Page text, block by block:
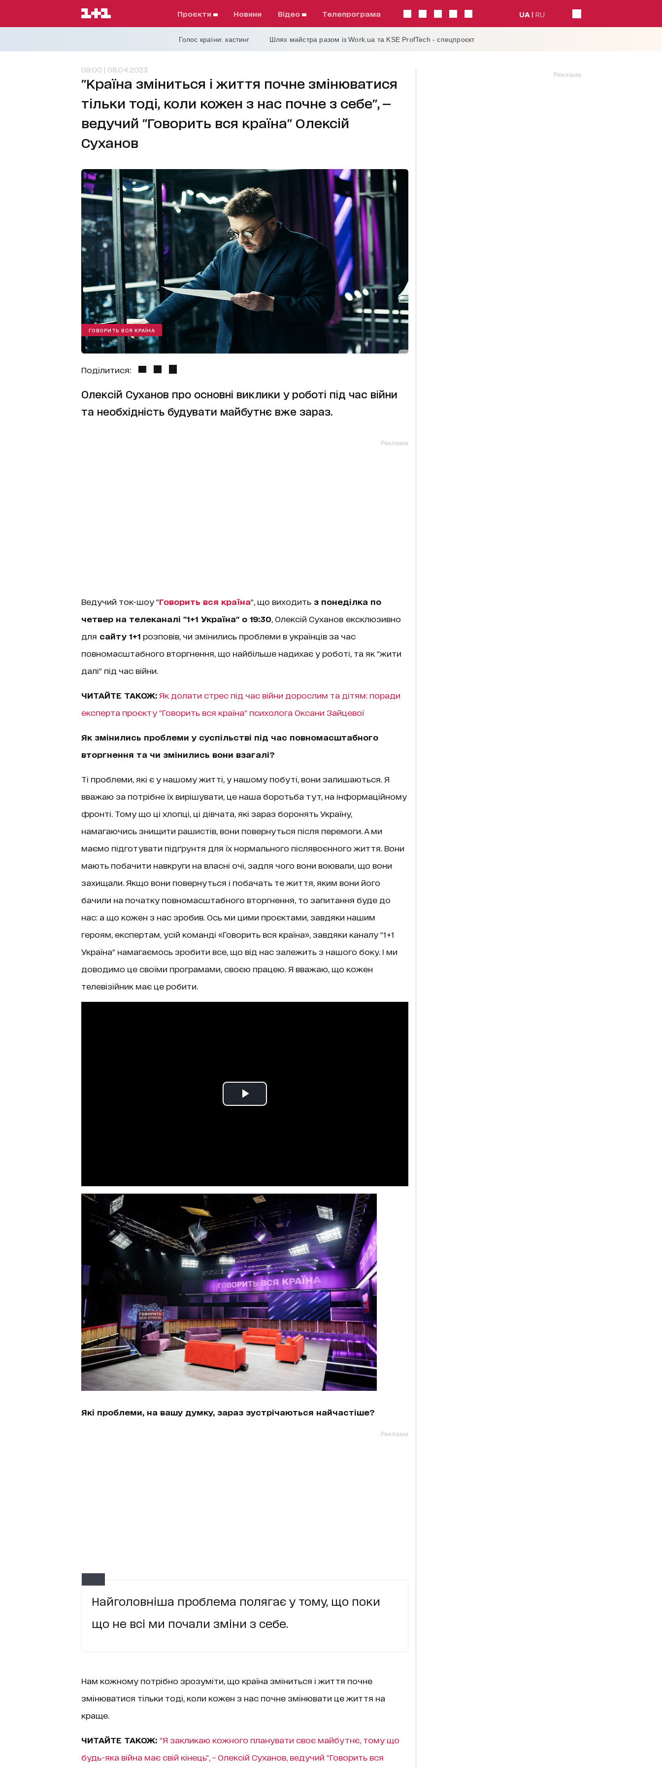
проєкти Новини відео телепрограма UA RU
Голос країни: кастинг Шлях майстра разом із Work.ua та KSE ProfTech - спецпроєкт
09:00 | 08.04.2023
"Країна зміниться і життя почне змінюватися
тільки тоді, коли кожен з нас почне з себе", —
ведучий "Говорить вся країна" Олексій
Суханов
ГОВОРИТЬ ВСЯ КРАЇНА
Поділитися:
Олексій Суханов про основні виклики у роботі під час війни
та необхідність будувати майбутнє вже зараз.
Реклама
Ведучий ток-шоу "Говорить вся країна", що виходитьз понеділка по
четвер на телеканалі "1+1 Україна" о 19:30 , Олексій Суханов ексклюзивно
для сайту 1+1 розповів, чи змінились проблеми в українців за час
повномасштабного вторгнення, що найбільше надихає у роботі, та як "жити
далі" під час війни.
ЧИТАЙТЕ ТАКОЖ: Як долати стрес під час війни дорослим та дітям: поради
експерта проєкту "Говорить вся країна" психолога Оксани Зайцевої
Як змінились проблеми у суспільстві під час повномасштабного
вторгнення та чи змінились вони взагалі?
Ті проблеми, які є у нашому житті, у нашому побуті, вони залишаються. Я
вважаю за потрібне їх вирішувати, це наша боротьба тут, на інформаційному
фронті. Тому що ці хлопці, ці дівчата, які зараз боронять Україну,
намагаючись знищити рашистів, вони повернуться після перемоги. А ми
маємо підготувати підґрунтя для їх нормального післявоєнного життя. Вони
мають побачити навкруги на власні очі, задля чого вони воювали, що вони
захищали. Якщо вони повернуться і побачать те життя, яким вони його
бачили на початку повномасштабного вторгнення, то запитання буде до
нас: а що кожен з нас зробив. Ось ми цими проєктами, завдяки нашим
героям, експертам, усій команді «Говорить вся країна», завдяки каналу "1+1
Україна" намагаємось зробити все, що від нас залежить з нашого боку. І ми
доводимо це своїми програмами, своєю працею. Я вважаю, що кожен
телевізійник має це робити.
Які проблеми, на вашу думку, зараз зустрічаються найчастіше?
Реклама
Найголовніша проблема полягає у тому, що поки
що не всі ми почали зміни з себе.
Нам кожному потрібно зрозуміти, що країна зміниться і життя почне
змінюватися тільки тоді, коли кожен з нас почне змінювати це життя на
краще.
ЧИТАЙТЕ ТАКОЖ: "Я закликаю кожного планувати своє майбутнє, тому що
будь-яка війна має свій кінець", – Олексій Суханов, ведучий "Говорить вся
Реклама